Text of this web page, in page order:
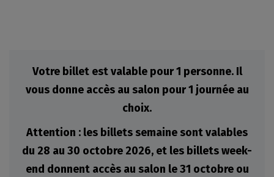
Votre billet est valable pour 1 personne. Il
vous donne accès au salon pour 1 journée au
choix.
Attention : les billets semaine sont valables
du 28 au 30 octobre 2026, et les billets week-
end donnent accès au salon le 31 octobre ou